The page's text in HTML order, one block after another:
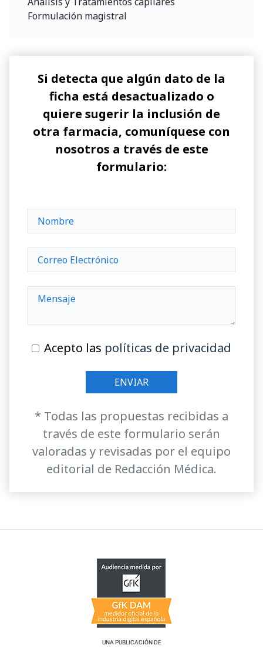
Formulación magistral
Si detecta que algún dato de la
ficha está desactualizado o
quiere sugerir la inclusión de
otra farmacia, comuníquese con
nosotros a través de este
formulario:
Acepto las políticas de privacidad
* Todas las propuestas recibidas a
través de este formulario serán
valoradas y revisadas por el equipo
editorial de Redacción Médica.
UNA PUBLICACIÓN DE